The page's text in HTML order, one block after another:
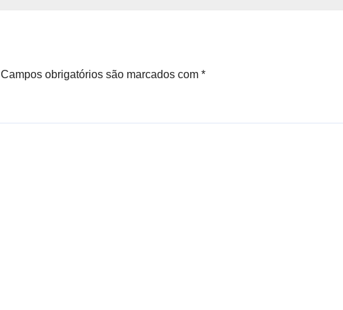
Campos obrigatórios são marcados com *